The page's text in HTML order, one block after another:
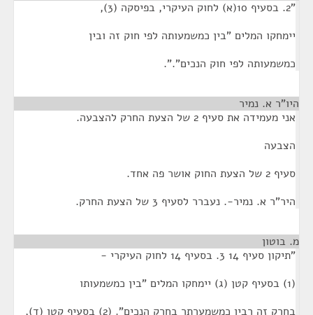
"2. בסעיף 10(א) לחוק העיקרי, בפיסקה (3),
יימחקו המלים "בין כמשמעותה לפי חוק זה ובין
כמשמעותה לפי חוק הנכים".".
היו"ר א. נמיר
אני מעמידה את סעיף 2 של הצעת החרק להצבעה.
הצבעה
סעיף 2 של הצעת החוק אושר פה אחד.
היר"ר א. נמיר-. נעברר לסעיף 3 של הצעת החרק.
מ. בוטון
"תיקון סעיף 14 3. בסעיף 14 לחוק העיקרי -
(1) בסעיף קטן (ג) יימחקו המלים "בין כמשמעותו
בחרק זה רבין כמשמערתר בחרק הנכים". (2) בסעיף קטן (ד),